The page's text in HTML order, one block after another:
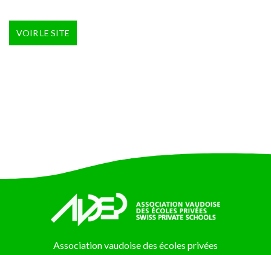
VOIR LE SITE
Association vaudoise des écoles privées